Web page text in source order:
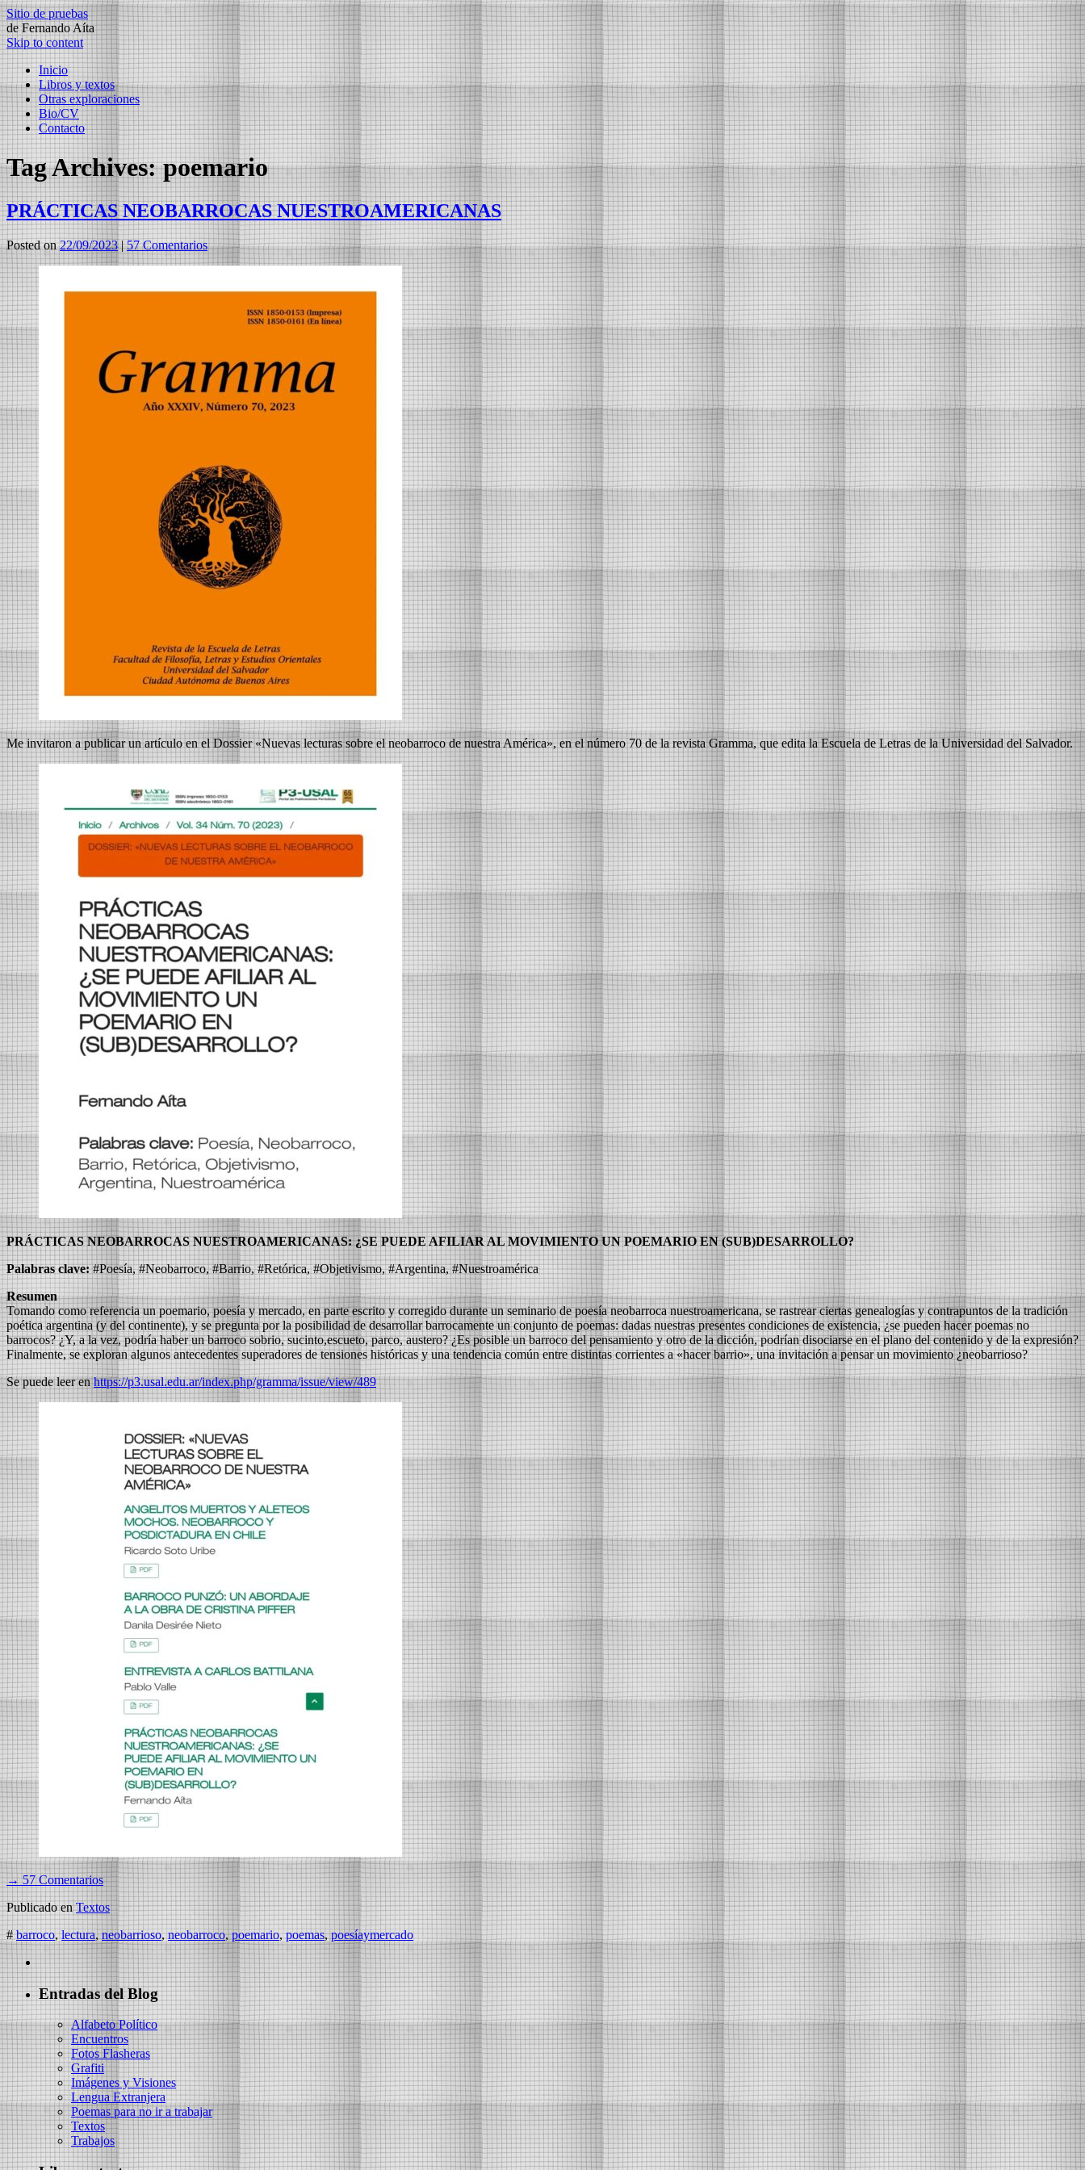
Sitio de pruebas
de Fernando Aíta
Skip to content
Inicio
Libros y textos
Otras exploraciones
Bio/CV
Contacto
Tag Archives:poemario
PRÁCTICAS NEOBARROCAS NUESTROAMERICANAS
Posted on 22/09/2023 | 57 Comentarios
Me invitaron a publicar un artículo en el Dossier «Nuevas lecturas sobre el neobarroco de nuestra América», en el número 70 de la revista Gramma, que edita la Escuela de Letras de la Universidad del Salvador.
PRÁCTICAS NEOBARROCAS NUESTROAMERICANAS: ¿SE PUEDE AFILIAR AL MOVIMIENTO UN POEMARIO EN (SUB)DESARROLLO?
Palabras clave:#Poesía, #Neobarroco, #Barrio, #Retórica, #Objetivismo, #Argentina, #Nuestroamérica
Resumen
Tomando como referencia un poemario, poesía y mercado, en parte escrito y corregido durante un seminario de poesía neobarroca nuestroamericana, se rastrear ciertas genealogías y contrapuntos de la tradición
poética argentina (y del continente), y se pregunta por la posibilidad de desarrollar barrocamente un conjunto de poemas: dadas nuestras presentes condiciones de existencia, ¿se pueden hacer poemas no
barrocos? ¿Y, a la vez, podría haber un barroco sobrio, sucinto,escueto, parco, austero? ¿Es posible un barroco del pensamiento y otro de la dicción, podrían disociarse en el plano del contenido y de la expresión?
Finalmente, se exploran algunos antecedentes superadores de tensiones históricas y una tendencia común entre distintas corrientes a «hacer barrio», una invitación a pensar un movimiento ¿neobarrioso?
Se puede leer enhttps://p3.usal.edu.ar/index.php/gramma/issue/view/489
→ 57 Comentarios
Publicado en Textos
# barroco,lectura,neobarrioso,neobarroco,poemario,poemas,poesíaymercado
Entradas del Blog
Alfabeto Político
Encuentros
Fotos Flasheras
Grafiti
Imágenes y Visiones
Lengua Extranjera
Poemas para no ir a trabajar
Textos
Trabajos